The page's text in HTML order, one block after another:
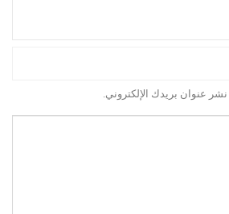
عنوان بريدك الإلكتروني.